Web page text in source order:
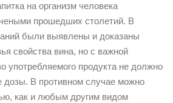
на организм человека
прошедших столетий. В
были выявлены и доказаны
свойства вина, но с важной
употребляемого продукта не должно
В противном случае можно
как и любым другим видом